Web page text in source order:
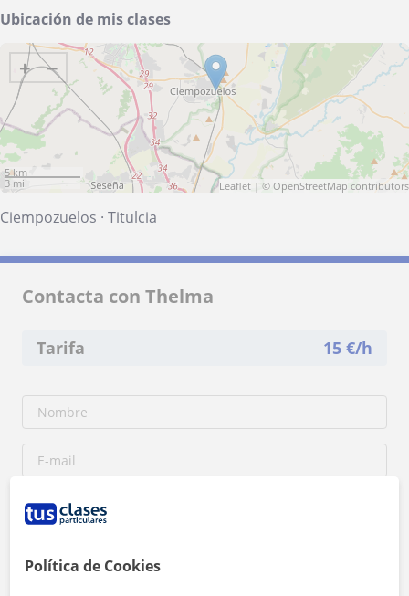
Ubicación de mis clases
+ −
5 km
3 mi
Leaflet | © OpenStreetMap contributors
Ciempozuelos · Titulcia
Contacta con Thelma
Tarifa 15 €/h
Política de Cookies